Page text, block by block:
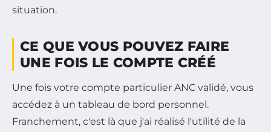
situation.
CE QUE VOUS POUVEZ FAIRE
UNE FOIS LE COMPTE CRÉÉ
Une fois votre compte particulier ANC validé, vous
accédez à un tableau de bord personnel.
Franchement, c'est là que j'ai réalisé l'utilité de la